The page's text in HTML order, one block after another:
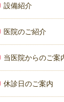
設備紹介
医院のご紹介
当医院からのご案
休診日のご案内